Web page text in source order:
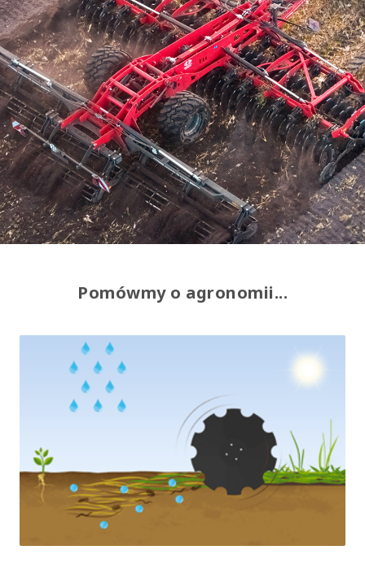
Pomówmy o agronomii...